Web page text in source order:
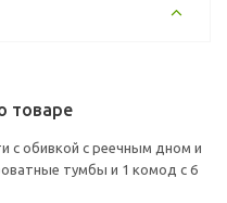
товаре
с обивкой с реечным дном и
тумбы и 1 комод с 6